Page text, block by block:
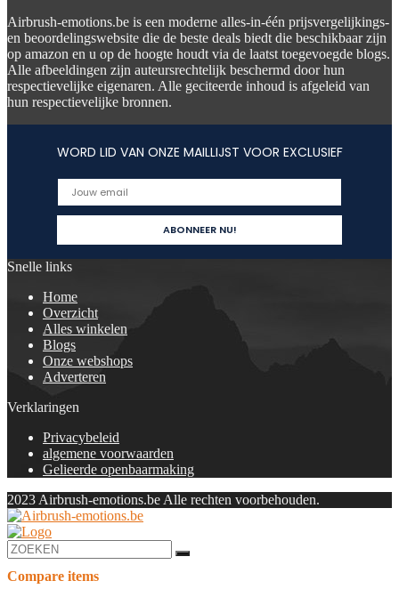
Airbrush-emotions.be is een moderne alles-in-één prijsvergelijkings-
en beoordelingswebsite die de beste deals biedt die beschikbaar zijn
op amazon en u op de hoogte houdt via de laatst toegevoegde blogs.
Alle afbeeldingen zijn auteursrechtelijk beschermd door hun
respectievelijke eigenaren. Alle geciteerde inhoud is afgeleid van
hun respectievelijke bronnen.
WORD LID VAN ONZE MAILLIJST VOOR EXCLUSIEF
Snelle links
Home
Overzicht
Alles winkelen
Blogs
Onze webshops
Adverteren
Verklaringen
Privacybeleid
algemene voorwaarden
Gelieerde openbaarmaking
2023 Airbrush-emotions.be Alle rechten voorbehouden.
Compare items